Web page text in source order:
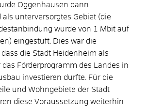
Oggenhausen dann
unterversorgtes Gebiet (die
wurde von 1 Mbit auf
eingestuft. Dies war die
die Stadt Heidenheim als
Förderprogramm des Landes in
investieren durfte. Für die
und Wohngebiete der Stadt
diese Voraussetzung weiterhin